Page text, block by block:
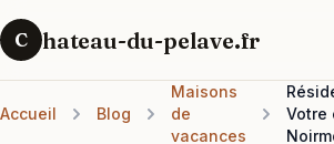
C hateau-du-pelave.fr
Accueil Blog
Maisons
de
vacances
Votre